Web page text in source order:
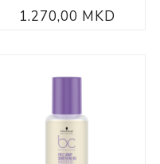
1.270,00 MKD